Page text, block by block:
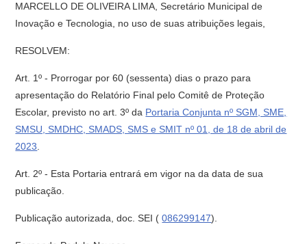
MARCELLO DE OLIVEIRA LIMA, Secretário Municipal de
Inovação e Tecnologia, no uso de suas atribuições legais,
RESOLVEM:
Art. 1º - Prorrogar por 60 (sessenta) dias o prazo para
apresentação do Relatório Final pelo Comitê de Proteção
Escolar, previsto no art. 3º da Portaria Conjunta nº SGM, SME,
SMSU, SMDHC, SMADS, SMS e SMIT nº 01, de 18 de abril de
2023
Art. 2º - Esta Portaria entrará em vigor na da data de sua
publicação.
Publicação autorizada, doc. SEI (086299147).